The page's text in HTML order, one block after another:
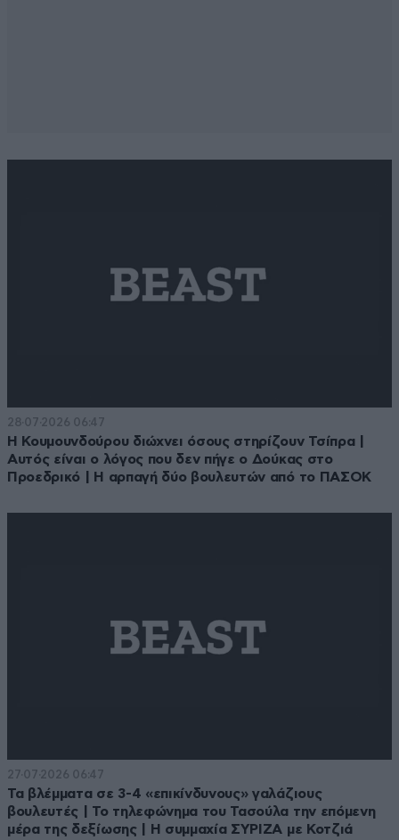
28·07·2026 06:47
Η Κουμουνδούρου διώχνει όσους στηρίζουν Τσίπρα |
Αυτός είναι ο λόγος που δεν πήγε ο Δούκας στο
Προεδρικό | Η αρπαγή δύο βουλευτών από το ΠΑΣΟΚ
27·07·2026 06:47
Τα βλέμματα σε 3-4 «επικίνδυνους» γαλάζιους
βουλευτές | Το τηλεφώνημα του Τασούλα την επόμενη
μέρα της δεξίωσης | Η συμμαχία ΣΥΡΙΖΑ με Κοτζιά